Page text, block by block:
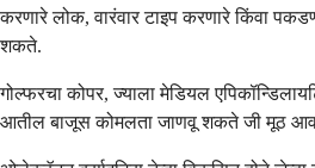
करणारे लोक, वारंवार टाइप करणारे किंवा
शकते.
गोल्फरचा कोपर, ज्याला मेडियल
आतील बाजूस कोमलता जाणवू शकते जी मूठ